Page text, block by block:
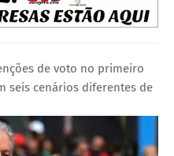
de voto no primeiro
seis cenários diferentes de